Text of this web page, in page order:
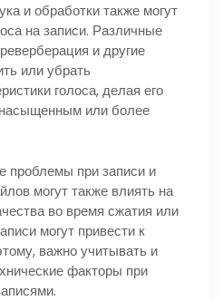
и обработки также могут
на записи. Различные
и другие
или убрать
голоса, делая его
или более
проблемы при записи и
могут также влиять на
во время сжатия или
могут привести к
важно учитывать и
факторы при